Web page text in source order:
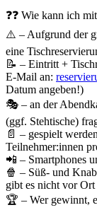
❓❓ Wie kann ich
⚠️ – Aufgrund der
eine
📝 – Eintritt +
E-Mail an:
Datum angeben!)
🎭 – an der
(ggf. Stehtische)
📄 – gespielt
Teilnehmer:innen
📲 – Smartphones
🍿 – Süß- und
gibt es nicht vor
🏆 – Wer gewinnt,